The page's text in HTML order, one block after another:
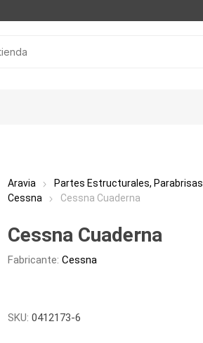
Aravia Partes Estructurales, Parabrisas
Cessna
Cessna Cuaderna
Cessna Cuaderna
Fabricante: Cessna
SKU: 0412173-6